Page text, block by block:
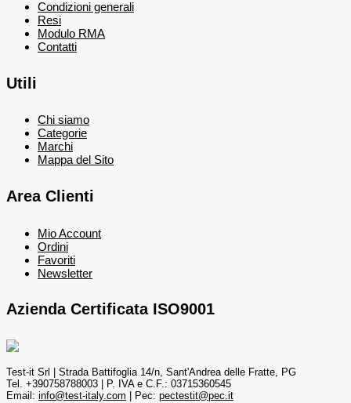
Condizioni generali
Resi
Modulo RMA
Contatti
Utili
Chi siamo
Categorie
Marchi
Mappa del Sito
Area Clienti
Mio Account
Ordini
Favoriti
Newsletter
Azienda Certificata ISO9001
Test-it Srl | Strada Battifoglia 14/n, Sant'Andrea delle Fratte, PG
Tel. +390758788003 | P. IVA e C.F.: 03715360545
Email: info@test-italy.com | Pec: pectestit@pec.it